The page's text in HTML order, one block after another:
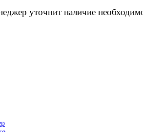
уточнит наличие